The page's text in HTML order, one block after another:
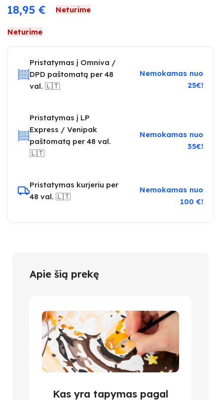
18,95 € Neturime
Neturime
Pristatymas į Omniva /
DPD paštomatą per 48
val. 🇱🇹
Nemokamas nuo
25€!
Pristatymas į LP
Express / Venipak
paštomatą per 48 val.
🇱🇹
Nemokamas nuo
35€!
Pristatymas kurjeriu per
48 val. 🇱🇹
Nemokamas nuo
100 €!
Apie šią prekę
Kas yra tapymas pagal